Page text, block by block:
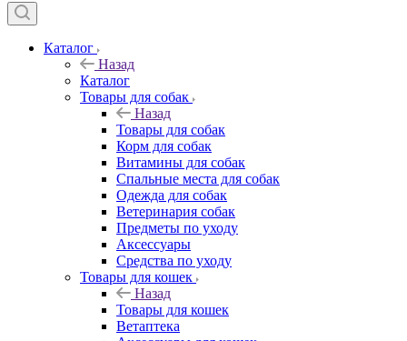
Каталог
Назад
Каталог
Товары для собак
Назад
Товары для собак
Корм для собак
Витамины для собак
Спальные места для собак
Одежда для собак
Ветеринария собак
Предметы по уходу
Аксессуары
Средства по уходу
Товары для кошек
Назад
Товары для кошек
Ветаптека